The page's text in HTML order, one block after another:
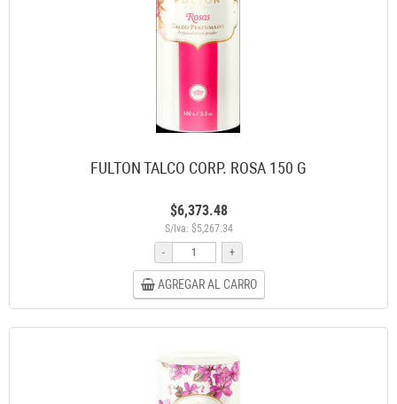
FULTON TALCO CORP. ROSA 150 G
$6,373.48
S/Iva: $5,267.34
-
+
AGREGAR AL CARRO